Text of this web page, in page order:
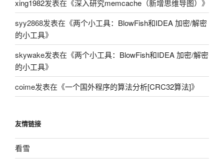
xing1982发表在《深入研究memcache（新增思维导图） 》
syy2868发表在《两个小工具：BlowFish和IDEA 加密/解密
的小工具》
skywake发表在《两个小工具：BlowFish和IDEA 加密/解密
的小工具》
coime发表在《一个国外程序的算法分析[CRC32算法]》
友情链接
看雪